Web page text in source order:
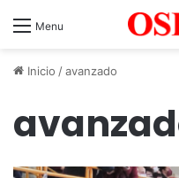
Menu
Inicio /avanzado